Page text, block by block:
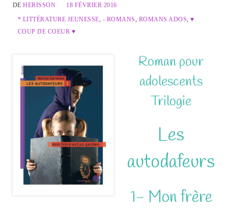
DEHERISSON
18 FÉVRIER 2016
* LITTÉRATURE JEUNESSE, - ROMANS, ROMANS ADOS,♥
COUP DE COEUR ♥
Roman pour
adolescents
Trilogie
Les
autodafeurs
1- Mon frère